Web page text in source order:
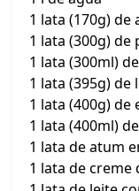
1 lata (170g)
1 lata (300g)
1 lata (300ml)
1 lata (395g) de
1 lata (400g) de
1 lata (400ml)
1 lata de atum
1 lata de creme